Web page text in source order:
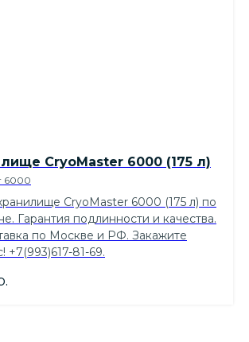
CryoMaster 6000 (175 л)
6000
CryoMaster 6000 (175 л) по
Гарантия подлинности и качества.
по Москве и РФ. Закажите
+7(993)617-81-69.